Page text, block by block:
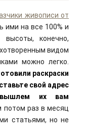
живописи от
ими на все 100% и
конечно,
видом
можно легко.
раскраски
свой адрес
их вам
потом раз в месяц
статьями, но не